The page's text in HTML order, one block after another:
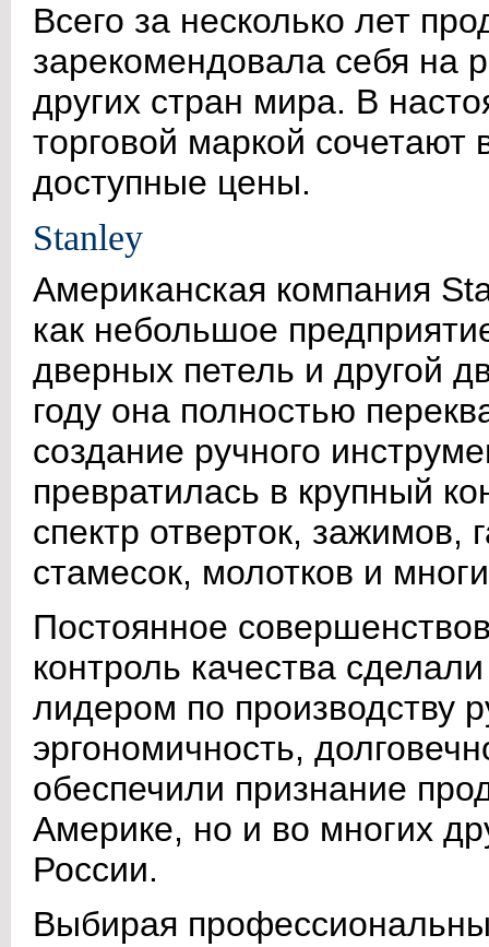
Всего за несколько лет
зарекомендовала себя на
других стран мира. В
торговой маркой сочетают
доступные цены.
Stanley
Американская компания
как небольшое
дверных петель и другой
году она полностью
создание ручного
превратилась в крупный
спектр отверток, зажимов,
стамесок, молотков и
Постоянное
контроль качества
лидером по производству
эргономичность,
обеспечили признание
Америке, но и во многих
России.
Выбирая